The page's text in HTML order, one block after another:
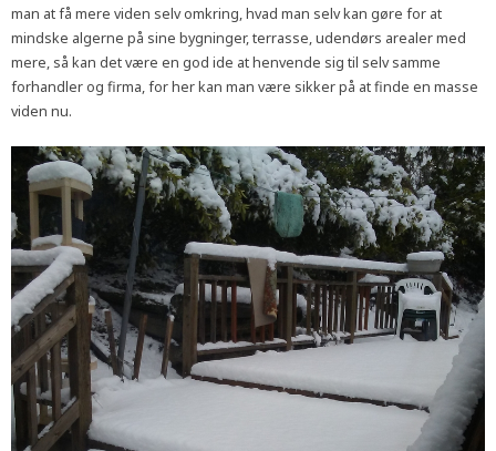
man at få mere viden selv omkring, hvad man selv kan gøre for at
mindske algerne på sine bygninger, terrasse, udendørs arealer med
mere, så kan det være en god ide at henvende sig til selv samme
forhandler og firma, for her kan man være sikker på at finde en masse
viden nu.